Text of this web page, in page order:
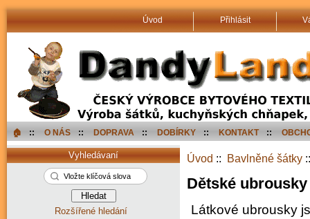
Úvod Přihlásit
🏠︎ :: O NÁS :: DOPRAVA :: DOBÍRKY :: KONTAKT ::
Úvod :: Bavlněné šátky
Dětské
Látkové ubrousky
Vyhledávaní
Rozšířené hledání